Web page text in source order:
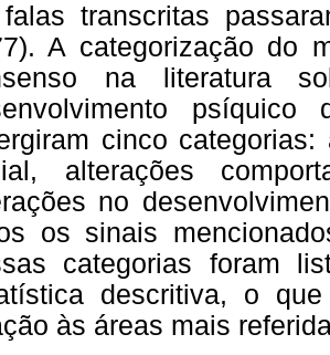
transcritas
A categorização do
na literatura
cinco
alterações
no
os sinais
categorias foram
descritiva, o
às áreas mais